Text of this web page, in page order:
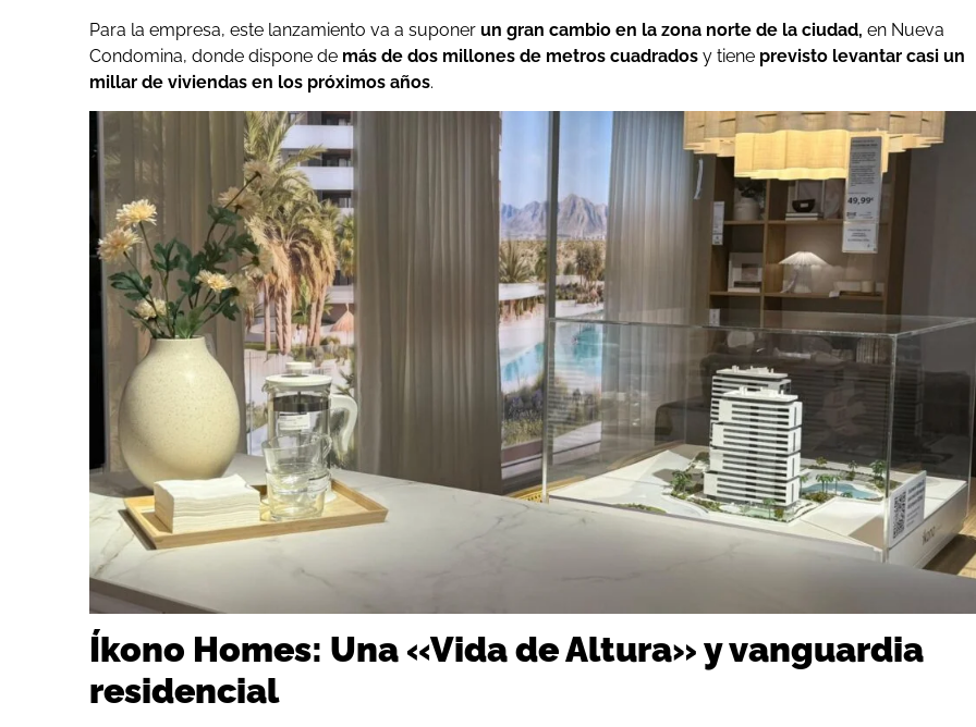
Para la empresa, este lanzamiento va a suponer un gran cambio en la zona norte de la ciudad, en Nueva
Condomina, donde dispone de más de dos millones de metros cuadrados y tiene previsto levantar casi un
millar de viviendas en los próximos años.
Íkono Homes: Una «Vida de Altura» y vanguardia
residencial